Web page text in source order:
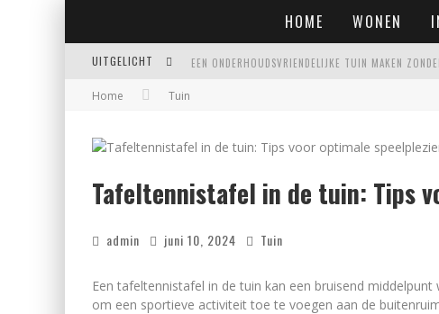
HOME WONEN
UITGELICHT
Home Tuin
Tafeltennistafel in de tuin: Tips
admin juni 10, 2024 Tuin
Een tafeltennistafel in de tuin kan een bruisend
om een sportieve activiteit toe te voegen aan de